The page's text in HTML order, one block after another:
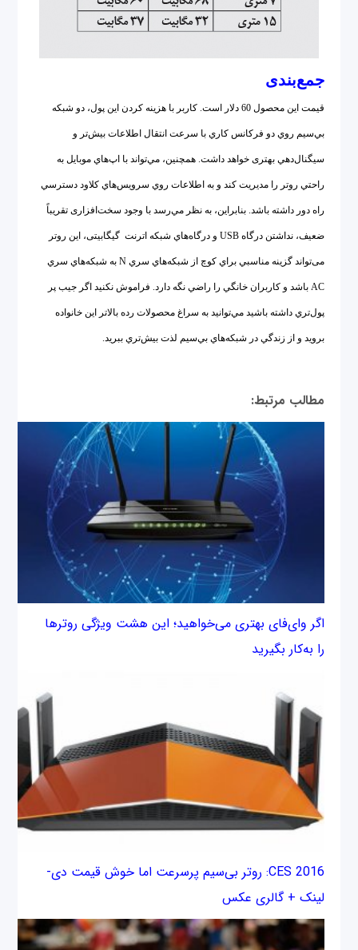
جمع‌بندی
قيمت اين محصول 60 دلار است. كاربر با هزينه كردن اين پول، دو شبكه
بي‌سيم روي دو فركانس كاري با سرعت انتقال اطلاعات بيش‌تر و
سيگنال‌دهي بهتری خواهد داشت. همچنین، مي‌تواند با اپ‌هاي موبايل به
راحتي روتر را مديريت کند و به اطلاعات روي سرويس‌هاي كلاود دسترسي
راه دور داشته باشد. بنابراين، به نظر مي‌رسد با وجود سخت‌افزاری تقریباً
ضعيف، نداشتن درگاه USB و درگاه‌هاي شبكه اترنت گیگابیتی، این روتر
می‌تواند گزينه مناسبي براي كوچ از شبكه‌هاي سري N به شبكه‌هاي سري
AC باشد و كاربران خانگي را راضي نگه دارد. فراموش نكنيد اگر جيب پر
پول‌تري داشته باشيد مي‌توانيد به سراغ محصولات رده بالاتر اين خانواده
برويد و از زندگي در شبكه‌هاي بي‌سيم لذت بيش‌تري ببريد.
مطالب مرتبط:
اگر وای‌فای بهتری می‌خواهید؛ این هشت ویژگی روترها
را به‌کار بگیرید
CES 2016: روتر بی‌سیم پرسرعت اما خوش قیمت دی-
لینک + گالری عکس